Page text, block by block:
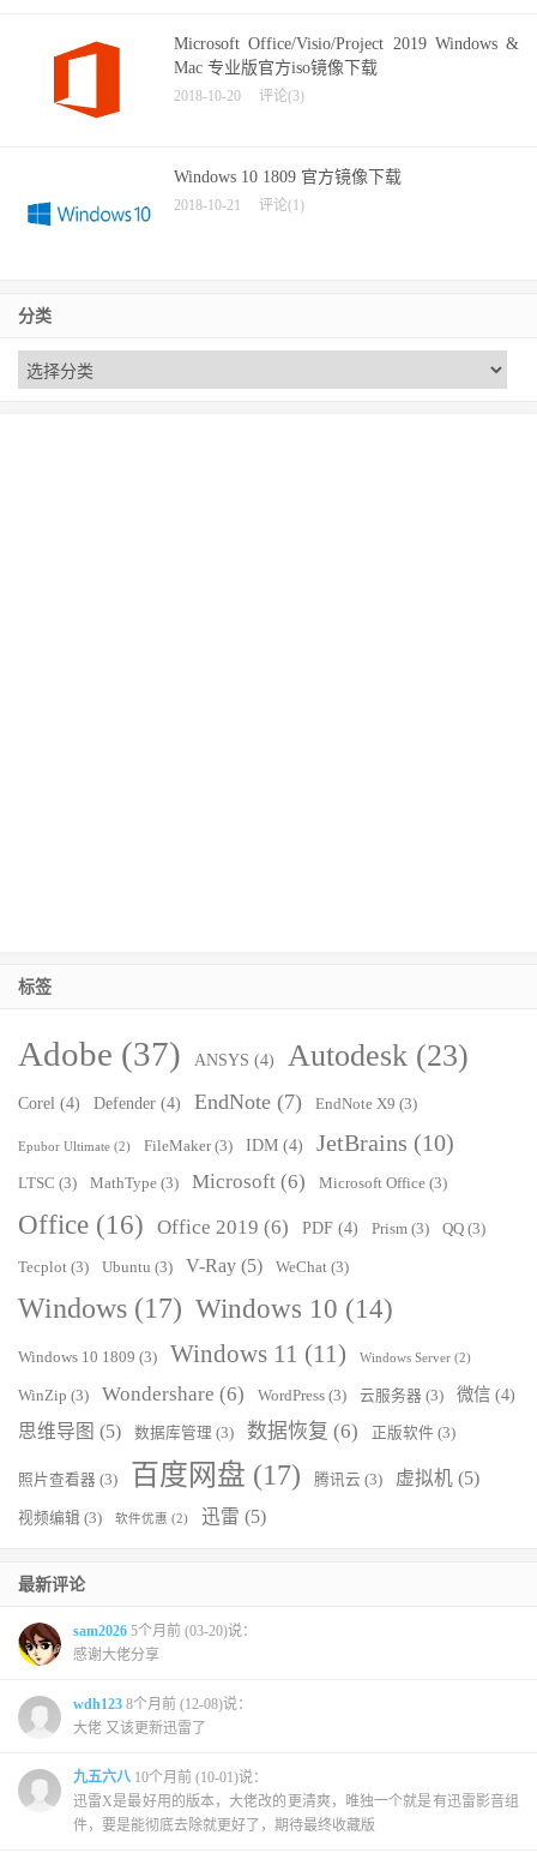
Microsoft Office/Visio/Project 2019 Windows &
Mac 专业版官方iso镜像下载
2018-10-20 评论(3)
Windows 10 1809 官方镜像下载
2018-10-21 评论(1)
分类
标签
Adobe (37) ANSYS (4) Autodesk (23)
Corel (4) Defender (4) EndNote (7) EndNote X9 (3)
Epubor Ultimate (2) FileMaker(3) IDM (4) JetBrains (10)
LTSC (3) MathType (3) Microsoft (6) Microsoft Office (3)
Office (16) Office 2019 (6) PDF (4) Prism (3) QQ (3)
Tecplot (3) Ubuntu (3) V-Ray (5) WeChat (3)
Windows (17) Windows 10 (14)
Windows 10 1809 (3) Windows 11 (11) Windows Server (2)
WinZip (3) Wondershare (6) WordPress (3) 云服务器 (3) 微信 (4)
思维导图 (5) 数据库管理 (3) 数据恢复 (6) 正版软件 (3)
照片查看器 (3) 百度网盘 (17) 腾讯云 (3) 虚拟机 (5)
视频编辑 (3) 软件优惠 (2) 迅雷 (5)
最新评论
sam2026 5个月前 (03-20)说：
感谢大佬分享
wdh123 8个月前 (12-08)说：
大佬 又该更新迅雷了
九五六八 10个月前 (10-01)说：
迅雷X是最好用的版本，大佬改的更清爽，唯独一个就是有迅雷影音组
件，要是能彻底去除就更好了，期待最终收藏版